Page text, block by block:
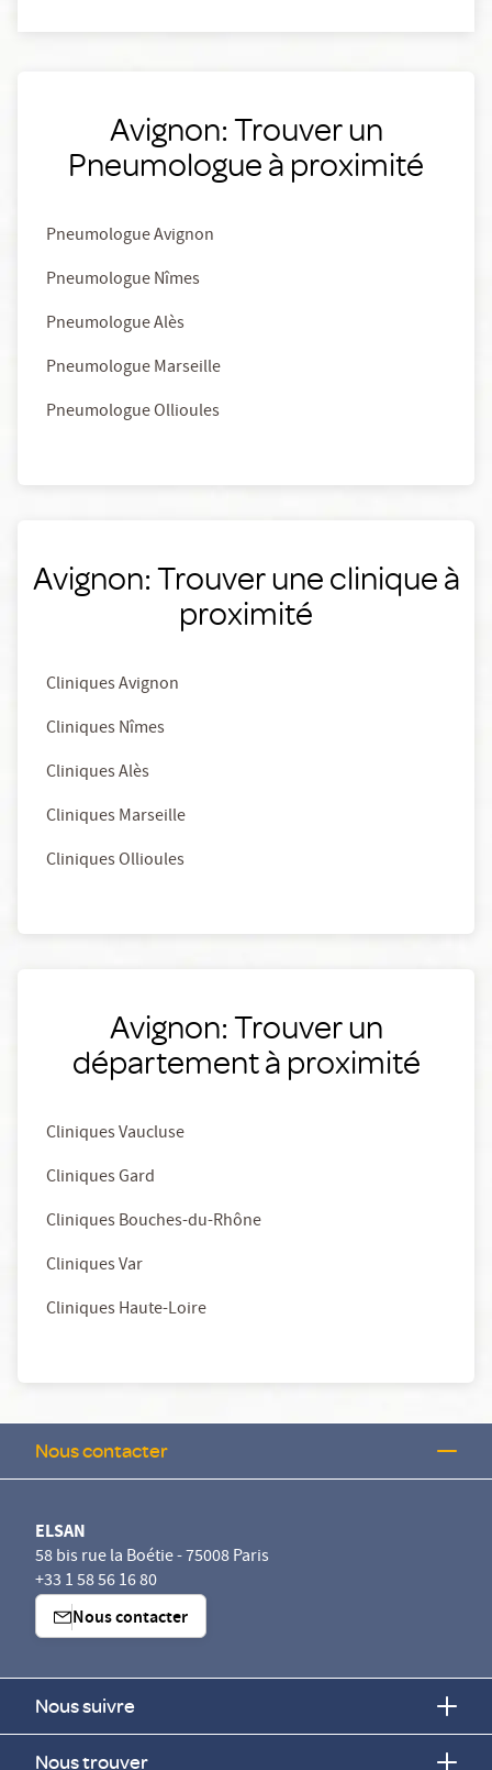
Avignon: Trouver un
Pneumologue à proximité
Pneumologue Avignon
Pneumologue Nîmes
Pneumologue Alès
Pneumologue Marseille
Pneumologue Ollioules
Avignon: Trouver une clinique à
proximité
Cliniques Avignon
Cliniques Nîmes
Cliniques Alès
Cliniques Marseille
Cliniques Ollioules
Avignon: Trouver un
département à proximité
Cliniques Vaucluse
Cliniques Gard
Cliniques Bouches-du-Rhône
Cliniques Var
Cliniques Haute-Loire
Nous contacter
ELSAN
58 bis rue la Boétie - 75008 Paris
+33 1 58 56 16 80
Nous contacter
Nous suivre
Nous trouver